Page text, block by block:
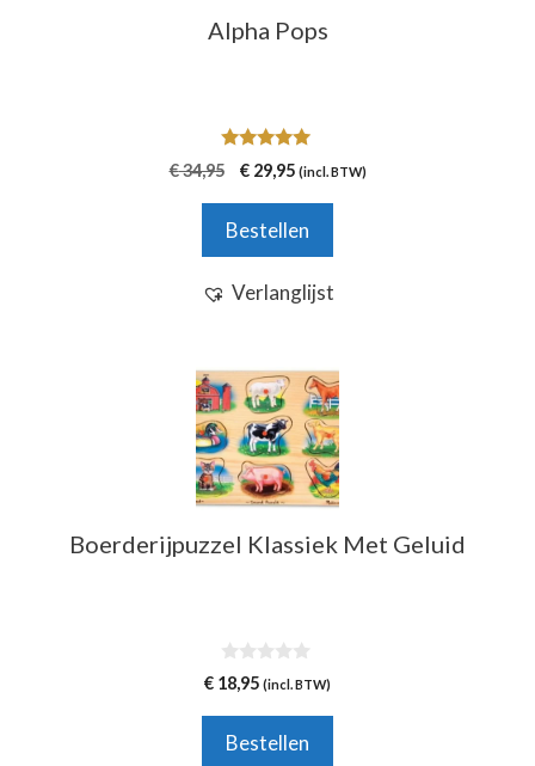
Alpha Pops
5.00
van 5
€34,95
Oorspronkelijke
was:
€ 34,95.
€29,95Huidige
€ 29,95.
(incl. BTW)
Bestellen
Verlanglijst
Boerderijpuzzel Klassiek Met Geluid
0
v
5
€ 18,95 (incl. BTW)
Bestellen